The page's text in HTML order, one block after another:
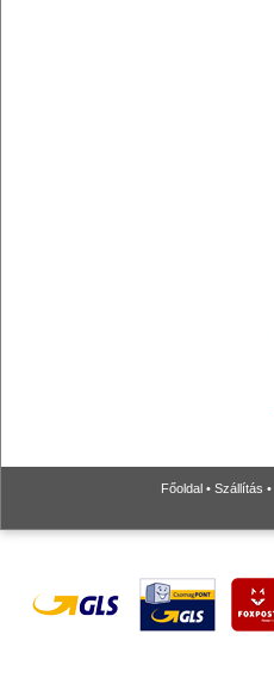
Főoldal • Szállítás •